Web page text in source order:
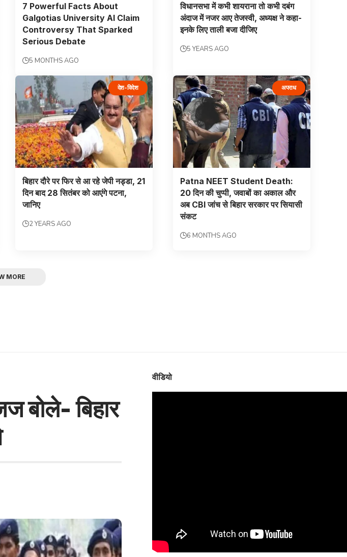
7 Powerful Facts About
Galgotias University AI Claim
Controversy That Sparked
Serious Debate
5 MONTHS AGO
विधानसभा में कभी शायराना तो कभी दबंग
अंदाज में नजर आए तेजस्‍वी, अध्‍यक्ष ने कहा-
इनके लिए ताली बजा दीजिए
5 YEARS AGO
देश-विदेश
बिहार दौरे पर फिर से आ रहे जेपी नड्डा, 21
दिन बाद 28 सितंबर को आएंगे पटना,
जानिए
2 YEARS AGO
अपराध
Patna NEET Student Death:
20 दिन की चुप्पी, जवाबों का अकाल और
अब CBI जांच से बिहार सरकार पर सियासी
संकट
6 MONTHS AGO
MORE
बोले- बिहार
वीडियो